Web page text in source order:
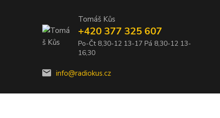
Tomáš Kůs
+420 377 325 607
Po-Čt 8,30-12 13-17 Pá 8,30-12 13-
16,30
info@radiokus.cz